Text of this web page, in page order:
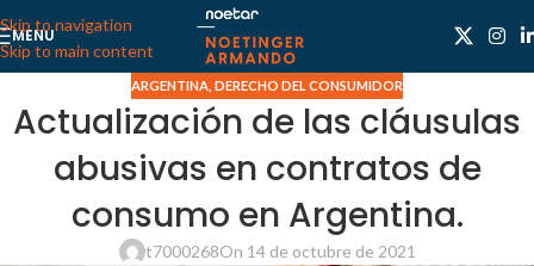
Skip to navigation
Skip to main content
MENU
ARGENTINA DERECHO DEL CONSUMIDOR
Actualización de las cláusulas
abusivas en contratos de
consumo en Argentina.
t7000268On 14 de octubre de 2021